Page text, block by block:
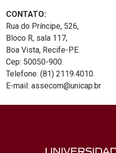
CONTATO:
Rua do Príncipe, 526,
Bloco R, sala 117,
Boa Vista, Recife-PE.
Cep: 50050-900.
Telefone: (81) 2119.4010.
E-mail: assecom@unicap.br